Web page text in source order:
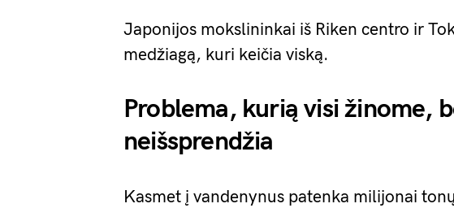
Japonijos mokslininkai iš Riken centro ir
medžiagą, kuri keičia viską.
Problema, kurią visi žinome,
neišsprendžia
Kasmet į vandenynus patenka milijonai